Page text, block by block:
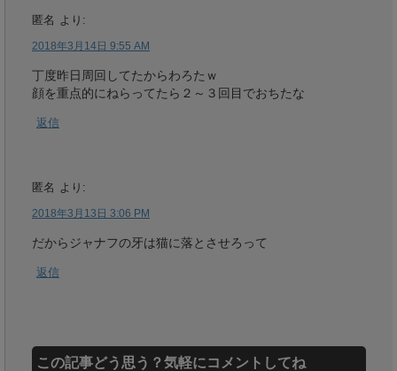
匿名 より:
2018年3月14日 9:55 AM
丁度昨日周回してたからわろたｗ
顔を重点的にねらってたら２～３回目でおちたな
返信
匿名 より:
2018年3月13日 3:06 PM
だからジャナフの牙は猫に落とさせろって
返信
この記事どう思う？気軽にコメントしてね